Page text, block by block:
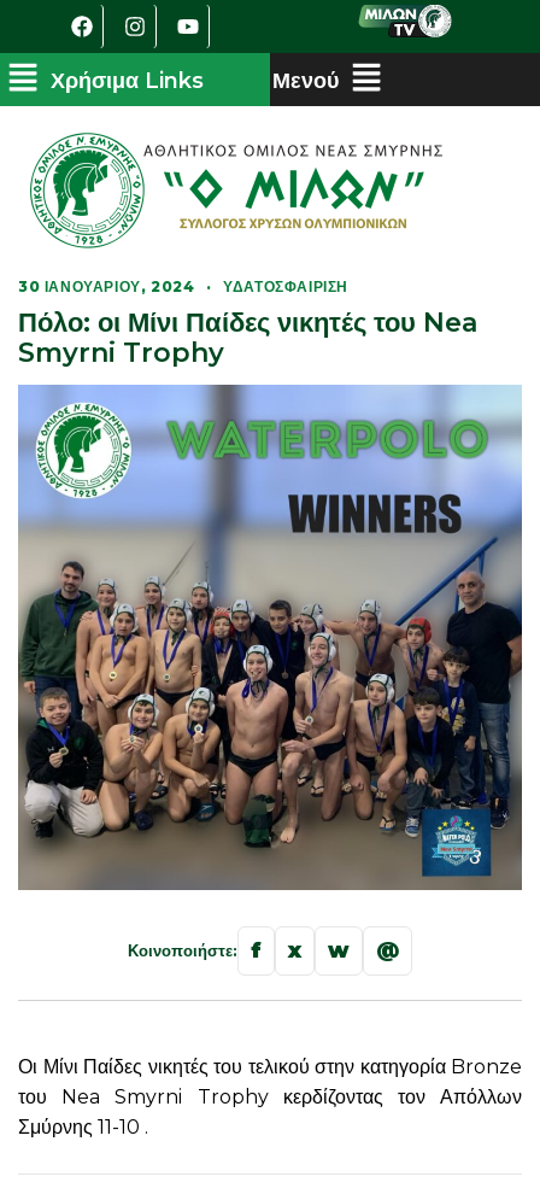
30 ΙΑΝΟΥΑΡΊΟΥ, 2024 · ΥΔΑΤΟΣΦΑΊΡΙΣΗ
Πόλο: οι Μίνι Παίδες νικητές του Nea
Smyrni Trophy
Κοινοποιήστε: f x w @
Οι Μίνι Παίδες νικητές του τελικού στην κατηγορία Bronze
του Nea Smyrni Trophy κερδίζοντας τον Απόλλων
Σμύρνης 11-10 .